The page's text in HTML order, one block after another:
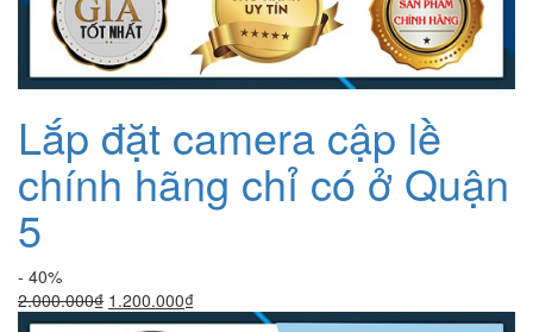
Lắp đặt camera cập lề
chính hãng chỉ có ở Quận
5
- 40%
2.000.000₫ Giá
gốc
1.200.000₫Giá
hiện